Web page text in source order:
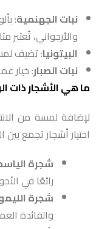
نبات الجهنمية:
والأرجواني، تُعتبر
البيتونيا: تضيف
نبات الصبار: خيار
ما هي الأشجار ذات
لإضافة لمسة من
اختيار أشجار تجمع
شجرة
رائعًا في
شجرة
والفائدة